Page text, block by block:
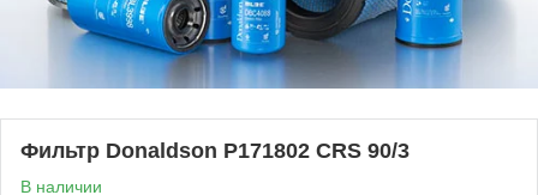
Фильтр Donaldson P171802 CRS 90/3
В наличии